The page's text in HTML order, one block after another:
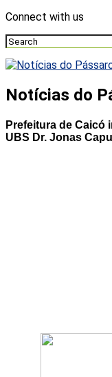
Connect with us
Notícias do
Prefeitura de Caicó
UBS Dr. Jonas